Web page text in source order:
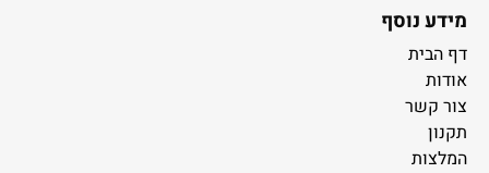
מידע נוסף
דף הבית
אודות
צור קשר
תקנון
המלצות